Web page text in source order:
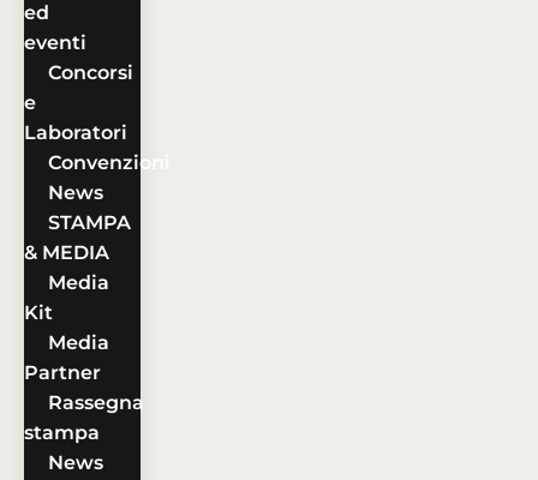
ed
eventi
Concorsi
e
Laboratori
Convenzioni
News
STAMPA
& MEDIA
Media
Kit
Media
Partner
Rassegna
stampa
News